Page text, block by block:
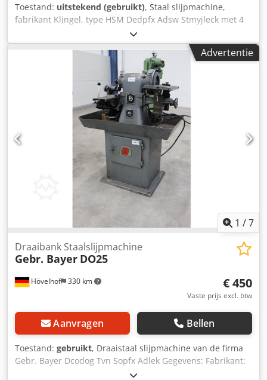
Toestand: uitstekend (gebruikt), Staal slijpmachine,
fabrikant Klingel, type HSM Dedpfx Adsw Stmyjleck met 4
stations 2 slijpschijven, diameter 200 mm 1 lepschijf,
diameter 100 mm 1 lepschijf, diameter 150 mm met
koelmiddelinrichting 380 Volt Benodigde ruimte: Lengte
1200 mm Breedte 1200 mm Hoogte 1500 mm met pallet
Gewicht 530 kg met pallet
Advertentie
1 /7
Hövelhof 330 km
Draaibank Staalslijpmachine
Gebr. Bayer DO25
€ 450
Vaste prijs excl. btw
Aanvragen Bellen
Toestand: gebruikt, Draaistaal slijpmachine van de firma
Gebr. Bayer Dcodog Tvn Sopfx Adlek Gegevens: Fabrikant:
Bayer Bros. Type: DO25 0,55 kW 0,75 PK 2800 omw/min